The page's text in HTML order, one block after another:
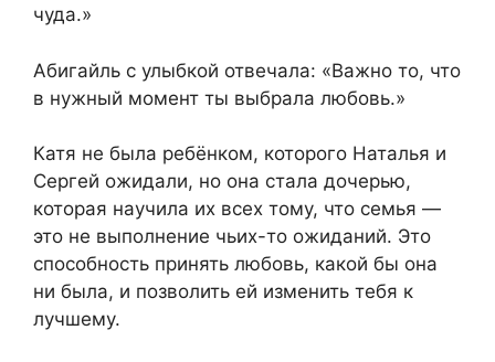
чуда.»
Абигайль с улыбкой отвечала: «Важно то, что
в нужный момент ты выбрала любовь.»
Катя не была ребёнком, которого Наталья и
Сергей ожидали, но она стала дочерью,
которая научила их всех тому, что семья —
это не выполнение чьих-то ожиданий. Это
способность принять любовь, какой бы она
ни была, и позволить ей изменить тебя к
лучшему.